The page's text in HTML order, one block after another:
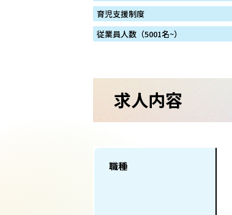
育児支援制度
従業員人数（5001名~）
求人内容
職種